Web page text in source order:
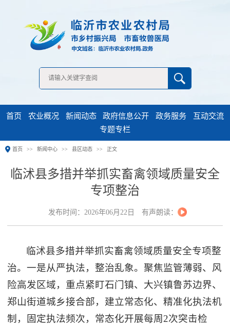
首页 农业概况 新闻动态 政府信息公开 政务服务
互动交流
专题专栏
首页 新闻中心 县区动态 正文
临沭县多措并举抓实畜禽领域质量安全
专项整治
发布时间：2026年06月22日 有声朗读：
临沭县多措并举抓实畜禽领域质量安全专项整
治。一是从严执法，整治乱象。聚焦监管薄弱、风
险高发区域，重点紧盯石门镇、大兴镇鲁苏边界、
郑山街道城乡接合部，建立常态化、精准化执法机
制，固定执法频次，常态化开展每周2次突击检